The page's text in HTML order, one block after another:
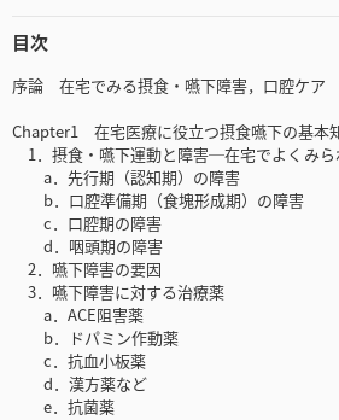
目次
序論 在宅でみる摂食・嚥下障害，口腔ケア
Chapter1 在宅医療に役立つ摂食嚥下の基本
1．摂食・嚥下運動と障害─在宅でよくみら
a．先行期（認知期）の障害
b．口腔準備期（食塊形成期）の障害
c．口腔期の障害
d．咽頭期の障害
2．嚥下障害の要因
3．嚥下障害に対する治療薬
a．ACE阻害薬
b．ドパミン作動薬
c．抗血小板薬
d．漢方薬など
e．抗菌薬